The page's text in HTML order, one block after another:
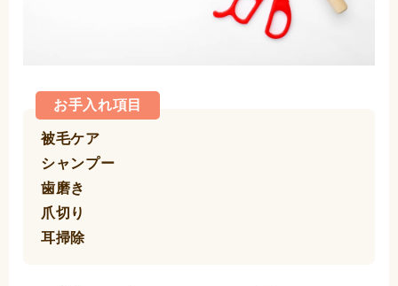
お手入れ項目
被毛ケア
シャンプー
歯磨き
爪切り
耳掃除